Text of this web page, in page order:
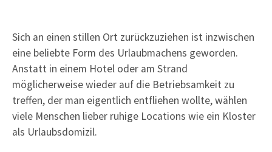
Sich an einen stillen Ort zurückzuziehen ist inzwischen
eine beliebte Form des Urlaubmachens geworden.
Anstatt in einem Hotel oder am Strand
möglicherweise wieder auf die Betriebsamkeit zu
treffen, der man eigentlich entfliehen wollte, wählen
viele Menschen lieber ruhige Locations wie ein Kloster
als Urlaubsdomizil.